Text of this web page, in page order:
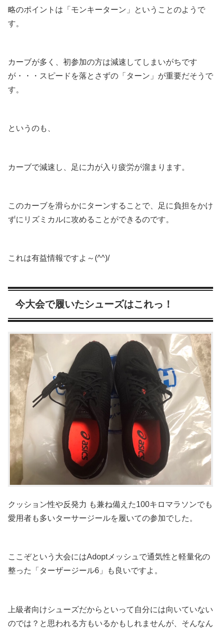
略のポイントは「モンキーターン」ということのようで
す。
カーブが多く、初参加の方は減速してしまいがちです
が・・・スピードを落とさずの「ターン」が重要だそうで
す。
というのも、
カーブで減速し、足に力が入り疲労が溜まります。
このカーブを滑らかにターンすることで、足に負担をかけ
ずにリズミカルに攻めることができるのです。
これは有益情報ですよ～(^^)/
今大会で履いたシューズはこれっ！
クッション性や反発力 も兼ね備えた100キロマラソンでも
愛用者も多いターサージールを履いての参加でした。
ここぞという大会にはAdoptメッシュで通気性と軽量化の
整った「ターザージール6」も良いですよ。
上級者向けシューズだからといって自分には向いていない
のでは？と思われる方もいるかもしれませんが、そんなん